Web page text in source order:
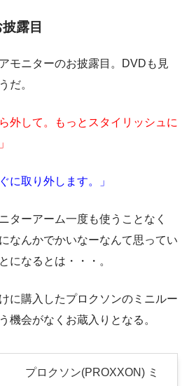
露目
モニターのお披露目。DVDも見
だ。
外して。もっとスタイリッシュに
に取り外します。」
ターアーム一度も使うことなく
なんかでかいなーなんて思ってい
になるとは・・・。
に購入したプロクソンのミニルー
機会がなくお蔵入りとなる。
プロクソン(PROXXON) ミ